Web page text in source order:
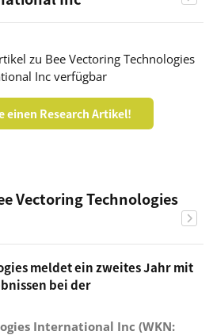
zu Bee Vectoring Technologies
Inc verfügbar
einen Research Artikel!
Vectoring Technologies
meldet ein zweites Jahr mit
bei der
International Inc (WKN: